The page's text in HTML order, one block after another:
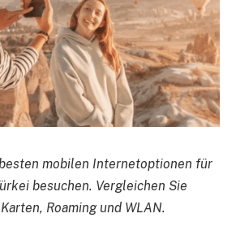
mobilen Internetoptionen für
besuchen. Vergleichen Sie
Roaming und WLAN.